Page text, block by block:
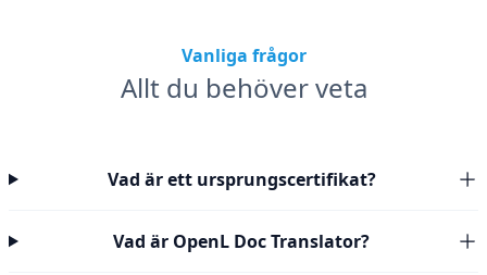
Vanliga frågor
Allt du behöver veta
Vad är ett ursprungscertifikat?
Vad är OpenL Doc Translator?